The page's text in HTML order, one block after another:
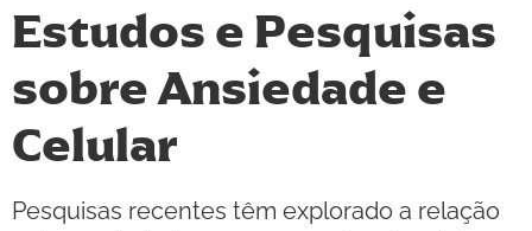
Estudos e Pesquisas
sobre Ansiedade e
Celular
Pesquisas recentes têm explorado a relação